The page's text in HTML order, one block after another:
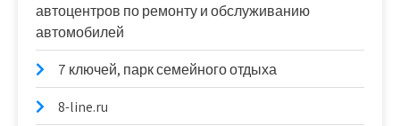
автоцентров по ремонту и обслуживанию
автомобилей
7 ключей, парк семейного отдыха
8-line.ru